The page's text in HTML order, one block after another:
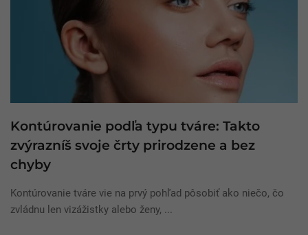
Kontúrovanie podľa typu tváre: Takto
zvýrazníš svoje črty prirodzene a bez
chyby
Kontúrovanie tváre vie na prvý pohľad pôsobiť ako niečo, čo
zvládnu len vizážistky alebo ženy, ...